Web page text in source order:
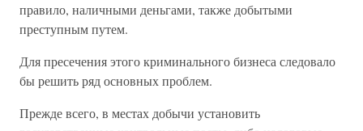
правило, наличными деньгами, также добытыми
преступным путем.
Для пресечения этого криминального бизнеса следовало
бы решить ряд основных проблем.
Прежде всего, в местах добычи установить